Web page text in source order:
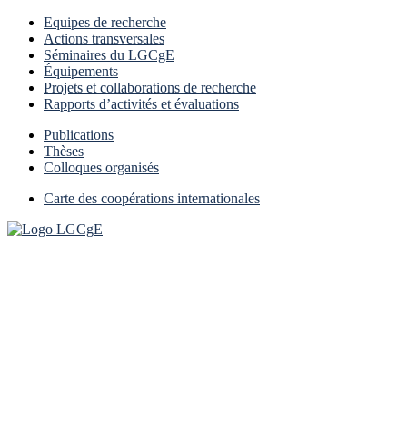
Equipes de recherche
Actions transversales
Séminaires du LGCgE
Équipements
Projets et collaborations de recherche
Rapports d’activités et évaluations
Publications
Thèses
Colloques organisés
Carte des coopérations internationales